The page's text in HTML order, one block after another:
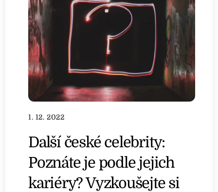
1. 12. 2022
Další české celebrity:
Poznáte je podle jejich
kariéry? Vyzkoušejte si